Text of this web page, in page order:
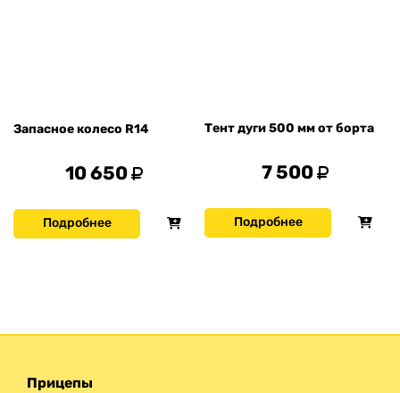
Запасное колесо R14
10 650
Подробнее
Тент дуги 500 мм от борта
7 500
Подробнее
Прицепы